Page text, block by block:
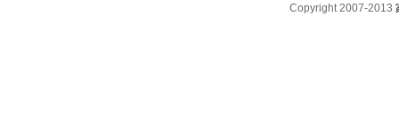
Copyright 2007-2013